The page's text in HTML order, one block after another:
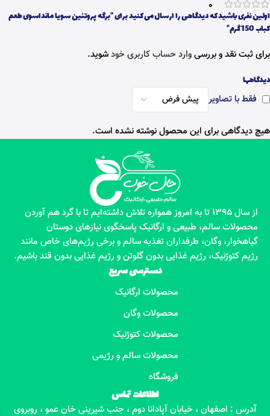
0
دیدگاهها
فقط با تصاویر
هیچ دیدگاهی برای این محصول نوشته نشده است.
اولین نفری باشید که دیدگاهی را ارسال می کنید برای “برگه پروتئین سویا مانداسوی طعم
کباب 150 گرم”
برای ثبت نقد و بررسیوارد حساب کاربری خودشوید.
از سال 1395 تا به امروز همواره تلاش داشته‌ایم تا با گرد هم آوردن
محصولات سالم، طبیعی و ارگانیک پاسخگوی نیازهای دوستان
گیاهخوار، وگان، طرفداران تغذیه سالم و برخی رژیم‌های خاص مانند
رژیم کتوژنیک، رژیم غذایی بدون گلوتن و رژیم غذایی بدون قند باشیم.
دسترسی سریع
محصولات ارگانیک
محصولات وگان
محصولات کتوژنیک
محصولات سالم و رژیمی
فروشگاه
اطلاعات تماس
آدرس : اصفهان ، خیابان آپادانا دوم ، جنب شیرینی خان عمو ، روبروی